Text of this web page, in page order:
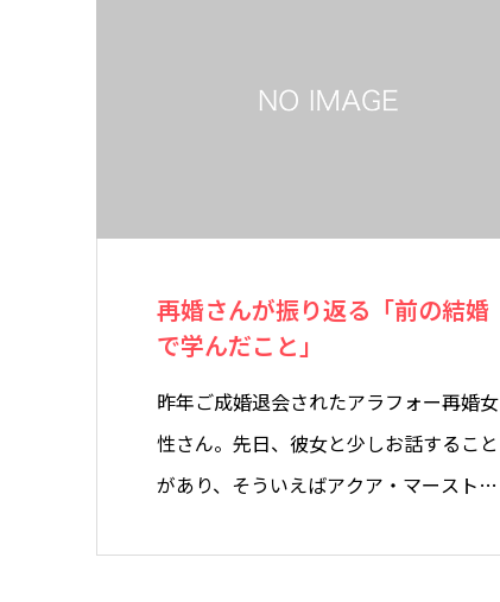
再婚さんが振り返る「前の結婚
で学んだこと」
昨年ご成婚退会されたアラフォー再婚女
性さん。先日、彼女と少しお話すること
があり、そういえばアクア・マースト